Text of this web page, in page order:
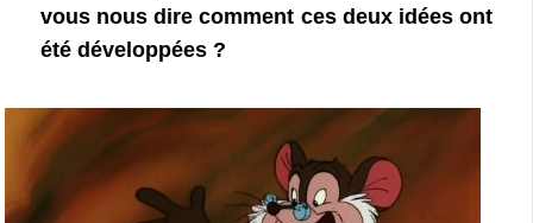
vous nous dire comment ces deux idées ont
été développées ?